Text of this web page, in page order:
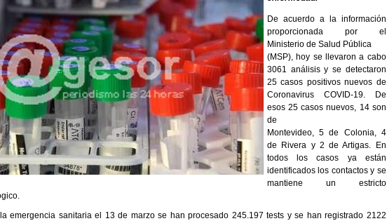
De acuerdo a la información
proporcionada por el
Ministerio de Salud Pública
(MSP), hoy se llevaron a cabo
3061 análisis y se detectaron
25 casos positivos nuevos de
Coronavirus COVID-19. De
esos 25 casos nuevos, 14 son
de
Montevideo, 5 de Colonia, 4
de Rivera y 2 de Artigas. En
todos los casos ya están
identificados los contactos y se
mantiene un estricto
emergencia sanitaria el 13 de marzo se han procesado 245.197 tests y se han registrado 2122